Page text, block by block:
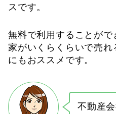
スです。
無料で利用することが
家がいくらくらいで売
にもおススメです。
不動産